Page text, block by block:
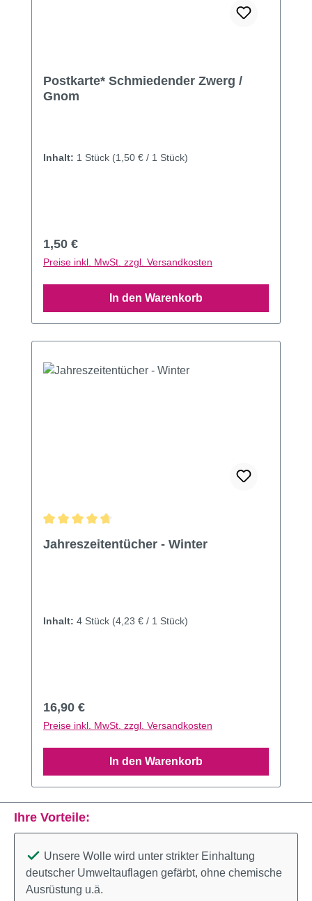
Postkarte* Schmiedender Zwerg /
Gnom
Inhalt: 1 Stück (1,50 € / 1 Stück)
Regulärer Preis:
1,50 €
Preise inkl. MwSt. zzgl. Versandkosten
In den Warenkorb
Jahreszeitentücher - Winter
Inhalt: 4 Stück (4,23 € / 1 Stück)
Regulärer Preis:
16,90 €
Preise inkl. MwSt. zzgl. Versandkosten
In den Warenkorb
Ihre Vorteile:
Unsere Wolle wird unter strikter Einhaltung
deutscher Umweltauflagen gefärbt, ohne chemische
Ausrüstung u.ä.